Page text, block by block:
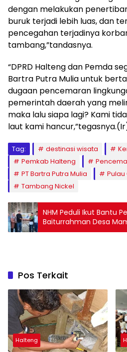
dengan melakukan
buruk terjadi lebih luas, dan
pencegahan terjadinya
tambang,”tandasnya.
“DPRD Halteng dan Pemda
Bartra Putra Mulia untuk
dugaan pencemaran
pemerintah daerah yang
maka lalu siapa lagi? Kami
laut kami
Tag: destinasi wisata
Pemkab Halteng
PT Bartra Putra Mulia
Tambang Nickel
NHM Peduli Ikut Bantu
Baiturrahman Desa
Pos Terkait
Halteng